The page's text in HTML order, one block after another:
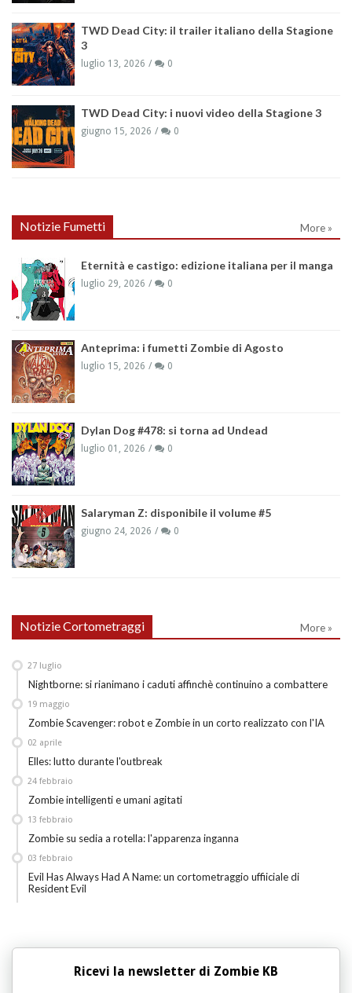
TWD Dead City: il trailer italiano della Stagione
3
luglio 13, 2026 0
TWD Dead City: i nuovi video della Stagione 3
giugno 15, 2026 0
Notizie Fumetti More »
Eternità e castigo: edizione italiana per il manga
luglio 29, 2026 0
Anteprima: i fumetti Zombie di Agosto
luglio 15, 2026 0
Dylan Dog #478: si torna ad Undead
luglio 01, 2026 0
Salaryman Z: disponibile il volume #5
giugno 24, 2026 0
Notizie Cortometraggi More »
Nightborne: si rianimano i caduti affinchè continuino a combattere
27 luglio
Zombie Scavenger: robot e Zombie in un corto realizzato con l'IA
19 maggio
Elles: lutto durante l'outbreak
02 aprile
Zombie intelligenti e umani agitati
24 febbraio
Zombie su sedia a rotella: l'apparenza inganna
13 febbraio
Evil Has Always Had A Name: un cortometraggio uffiiciale di
Resident Evil
03 febbraio
Ricevi la newsletter di Zombie KB